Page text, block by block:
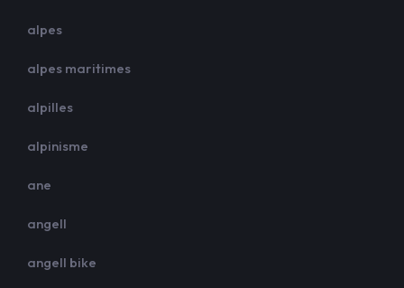
alpes
alpes maritimes
alpilles
alpinisme
ane
angell
angell bike